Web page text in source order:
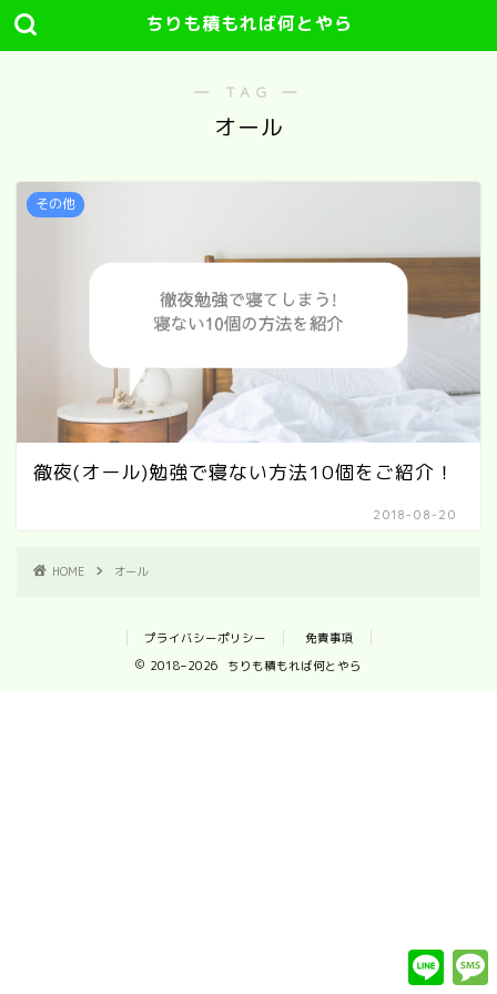
ちりも積もれば何とやら
― TAG ―
オール
その他
徹夜(オール)勉強で寝ない方法10個をご紹介！
2018-08-20
HOME オール
プライバシーポリシー
免責事項
2018–2026 ちりも積もれば何とやら
L